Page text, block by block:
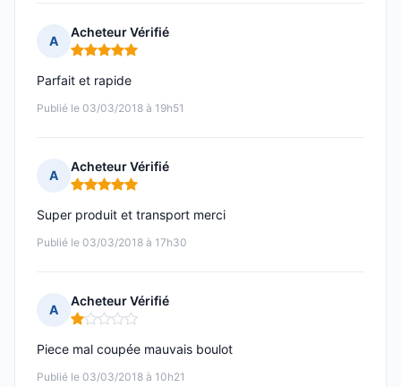
A
Acheteur Vérifié
Note : 5 sur 5
Publié le 03/03/2018 à 19h51
Parfait et rapide
A
Acheteur Vérifié
Note : 5 sur 5
Publié le 03/03/2018 à 17h30
Super produit et transport merci
A
Acheteur Vérifié
Note : 1 sur 5
Publié le 03/03/2018 à 10h21
Piece mal coupée mauvais boulot